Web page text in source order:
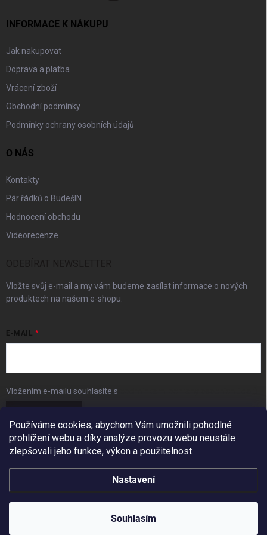
Používáme cookies, abychom Vám umožnili pohodlné
prohlížení webu a díky analýze provozu webu neustále
zlepšovali jeho funkce, výkon a použitelnost.
Nastavení
Souhlasím
INFORMACE K NÁKUPU
Jak nakupovat
Doprava a platba
Vrácení zboží
Obchodní podmínky
Podmínky ochrany osobních údajů
O NÁS
Kontakty
Pár řádků o BudešIN
Hodnocení obchodu
Videorecenze
Vložte svůj e-mail a my vám budeme zasílat informace o nových
produktech na našem e-shopu.
E-MAIL
Vložením e-mailu souhlasíte s
FACEBOOK
Copyright 2026BudešIN. Všechna práva vyhrazena.
Redesign by Filipesmedia 🧡